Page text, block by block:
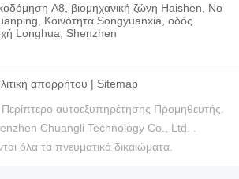
A8, βιομηχανική ζώνη Haishen, Νο
Κοινότητα Songyuanxia, οδός
Longhua, Shenzhen
απορρήτου | Sitemap
αυτοεξυπηρέτησης Προμηθευτής.
Chuangli Technology Co., Ltd. .
όλα τα πνευματικά δικαιώματα.